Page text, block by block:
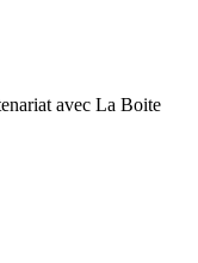
avec La Boite